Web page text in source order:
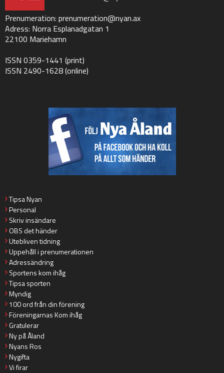
Prenumeration: prenumeration@nyan.ax
Adress: Norra Esplanadgatan 1
22100 Mariehamn
ISSN 0359-1441 (print)
ISSN 2490-1628 (online)
Tipsa Nyan
Personal
Skriv insändare
OBS det händer
Utebliven tidning
Uppehåll i prenumerationen
Adressändring
Sportens kom ihåg
Tipsa sporten
Myndig
100 ord från din förening
Föreningarnas Kom ihåg
Gratulerar
Ny på Åland
Nyans Ros
Nygifta
Vi firar